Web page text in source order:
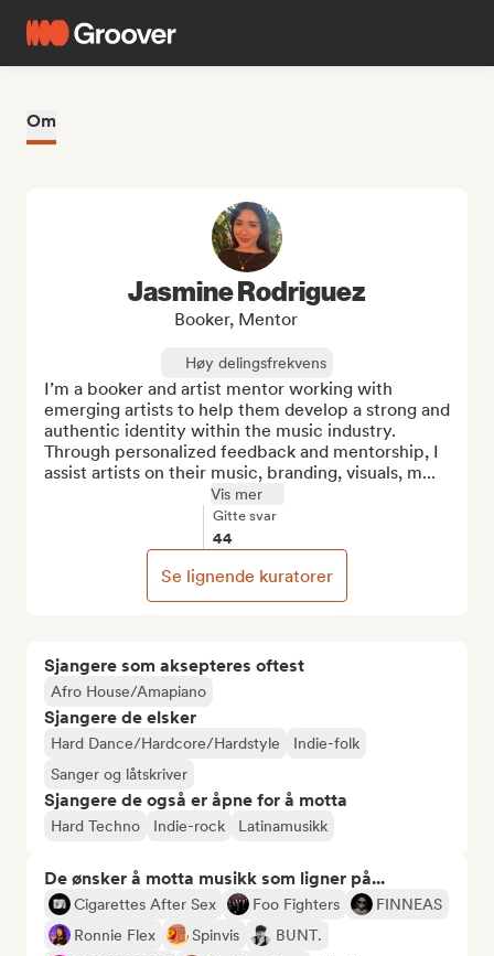
Om
Sjangere som aksepteres oftest
Afro House/Amapiano
Sjangere de elsker
Hard Dance/Hardcore/Hardstyle
Indie-folk
Sanger og låtskriver
Sjangere de også er åpne for å motta
Hard Techno Indie-rock Latinamusikk
De ønsker å motta musikk som ligner på...
Cigarettes After Sex Foo Fighters
FINNEAS
Ronnie Flex
Spinvis
BUNT.
Jasmine Rodriguez
Booker, Mentor
Høy delingsfrekvens
I’m a booker and artist mentor working with
emerging artists to help them develop a strong and
authentic identity within the music industry.
Through personalized feedback and mentorship, I
assist artists on their music, branding, visuals, m...
Vis mer
Gitte svar
44
Se lignende kuratorer